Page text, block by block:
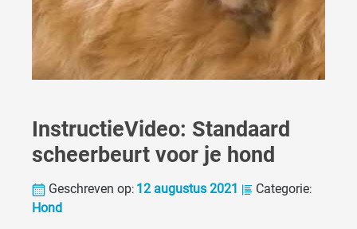
InstructieVideo: Standaard
scheerbeurt voor je hond
Geschreven op: 12 augustus 2021 Categorie:
Hond